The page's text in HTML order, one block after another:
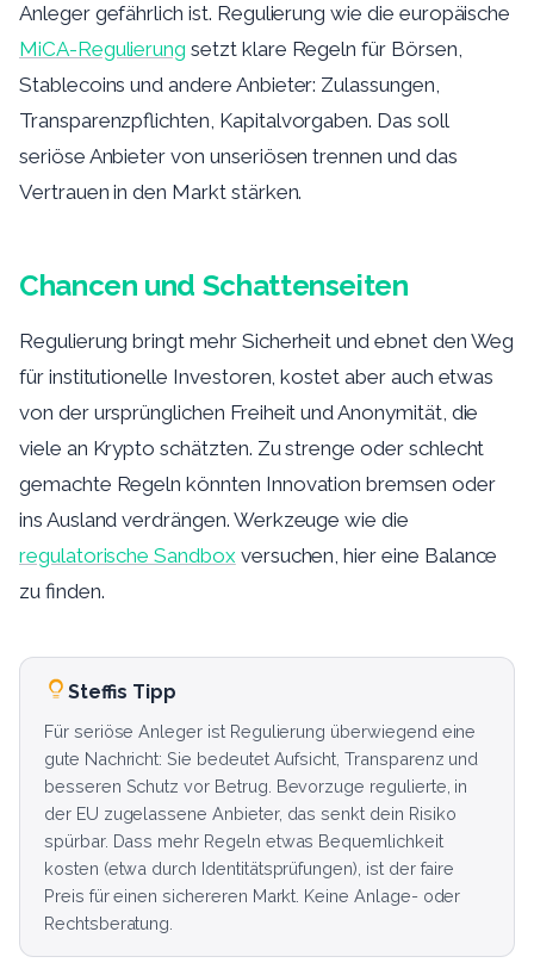
Anleger gefährlich ist. Regulierung wie die europäische
MiCA-Regulierung setzt klare Regeln für Börsen,
Stablecoins und andere Anbieter: Zulassungen,
Transparenzpflichten, Kapitalvorgaben. Das soll
seriöse Anbieter von unseriösen trennen und das
Vertrauen in den Markt stärken.
Chancen und Schattenseiten
Regulierung bringt mehr Sicherheit und ebnet den Weg
für institutionelle Investoren, kostet aber auch etwas
von der ursprünglichen Freiheit und Anonymität, die
viele an Krypto schätzten. Zu strenge oder schlecht
gemachte Regeln könnten Innovation bremsen oder
ins Ausland verdrängen. Werkzeuge wie die
regulatorische Sandbox versuchen, hier eine Balance
zu finden.
Steffis Tipp
Für seriöse Anleger ist Regulierung überwiegend eine
gute Nachricht: Sie bedeutet Aufsicht, Transparenz und
besseren Schutz vor Betrug. Bevorzuge regulierte, in
der EU zugelassene Anbieter, das senkt dein Risiko
spürbar. Dass mehr Regeln etwas Bequemlichkeit
kosten (etwa durch Identitätsprüfungen), ist der faire
Preis für einen sichereren Markt. Keine Anlage- oder
Rechtsberatung.